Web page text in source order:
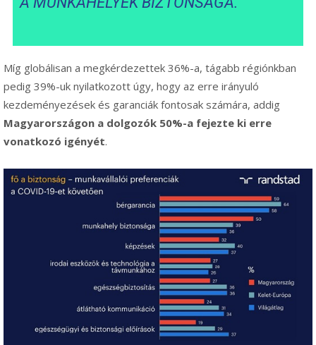
Míg globálisan a megkérdezettek 36%-a, tágabb régiónkban
pedig 39%-uk nyilatkozott úgy, hogy az erre irányuló
kezdeményezések és garanciák fontosak számára, addig
Magyarországon a dolgozók 50%-a fejezte ki erre
vonatkozó igényét.